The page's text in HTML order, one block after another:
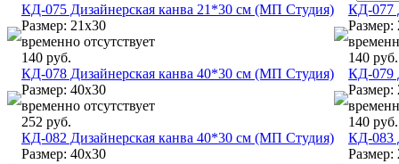
КД-075 Дизайнерская канва 21*30 см (МП Студия)
Размер: 21х30
временно отсутствует
140 руб.
КД-077
Размер:
140 руб.
КД-078 Дизайнерская канва 40*30 см (МП Студия)
Размер: 40х30
временно отсутствует
252 руб.
КД-079
Размер:
140 руб.
КД-082 Дизайнерская канва 40*30 см (МП Студия)
Размер: 40х30
КД-083
Размер: